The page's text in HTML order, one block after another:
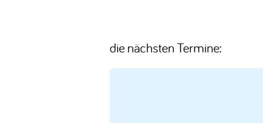
die nächsten Termine: